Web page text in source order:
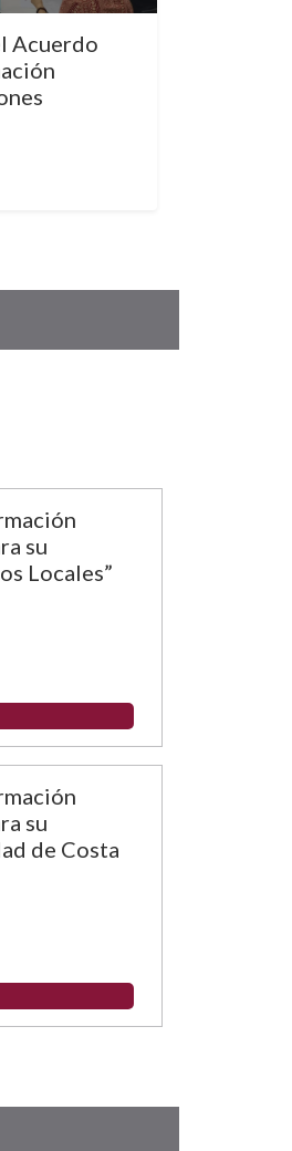
Acuerdo
su
Locales”
su
de Costa